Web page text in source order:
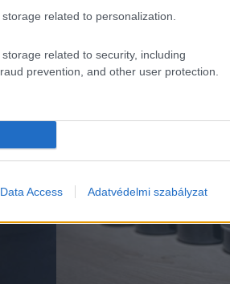
related to personalization.
related to security, including
prevention, and other user protection.
Data Access Adatvédelmi szabályzat